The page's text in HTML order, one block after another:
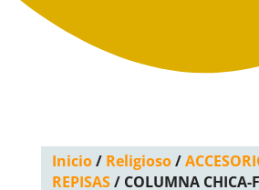
Inicio/ Religioso/
REPISAS/ COLUMNA CHICA-